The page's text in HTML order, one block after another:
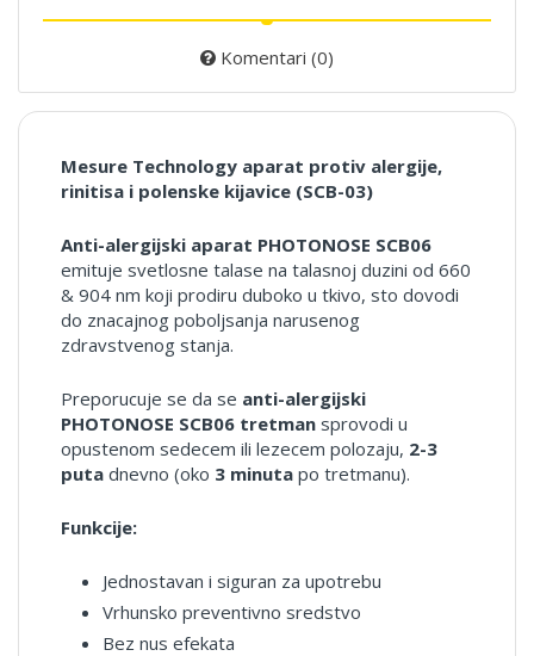
Komentari (0)
Mesure Technology aparat protiv alergije,
rinitisa i polenske kijavice (SCB-03)
Anti-alergijski aparat PHOTONOSE SCB06
emituje svetlosne talase na talasnoj duzini od 660
& 904 nm koji prodiru duboko u tkivo, sto dovodi
do znacajnog poboljsanja narusenog
zdravstvenog stanja.
Preporucuje se da se anti-alergijski
PHOTONOSE SCB06 tretman sprovodi u
opustenom sedecem ili lezecem polozaju, 2-3
puta dnevno (oko 3 minuta po tretmanu).
Funkcije:
Jednostavan i siguran za upotrebu
Vrhunsko preventivno sredstvo
Bez nus efekata